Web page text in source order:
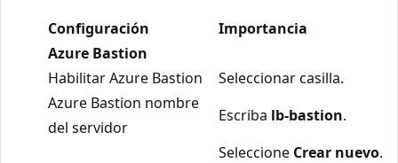
Configuración
Importancia
Azure Bastion
Habilitar Azure Bastion
Seleccionar casilla.
Azure Bastion nombre
del servidor
Escriba lb-bastion.
Seleccione Crear nuevo.